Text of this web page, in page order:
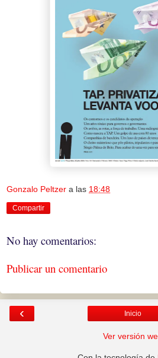
Gonzalo Peltzer a las 18:48
Compartir
No hay comentarios:
Publicar un comentario
‹ Inicio
Ver versión